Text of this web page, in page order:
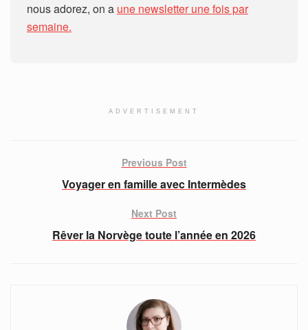
nous adorez, on a une newsletter une fois par
semaine.
ADVERTISEMENT
Previous Post
Voyager en famille avec Intermèdes
Next Post
Rêver la Norvège toute l’année en 2026